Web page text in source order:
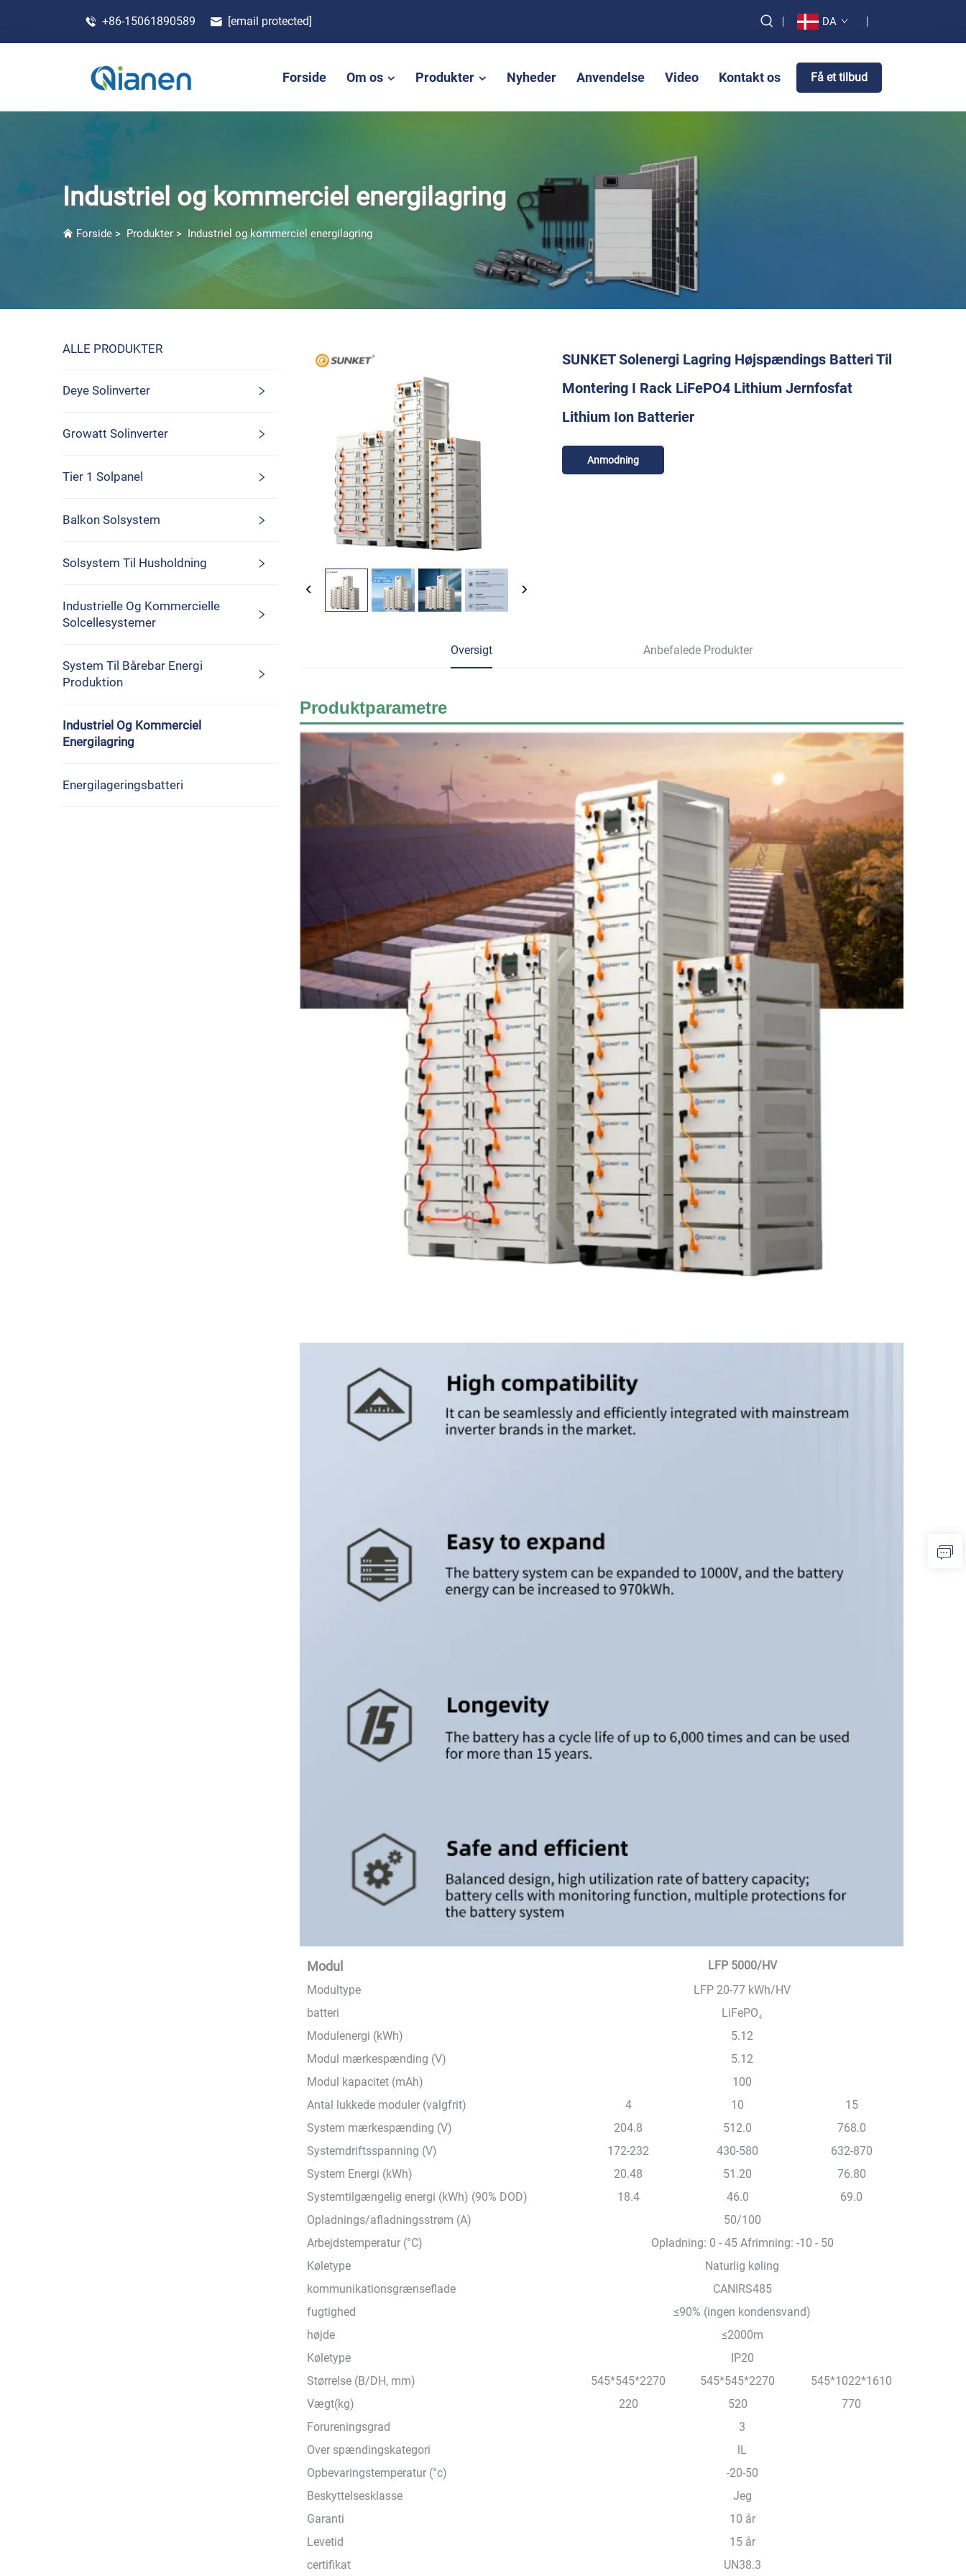
+86-15061890589 [email protected] DA
Forside Om os Produkter Nyheder Anvendelse Video Kontakt os Få et tilbud
Industriel og kommerciel energilagring
Forside > Produkter > Industriel og kommerciel energilagring
ALLE PRODUKTER
Deye Solinverter
Growatt Solinverter
Tier 1 Solpanel
Balkon Solsystem
Solsystem Til Husholdning
Industrielle Og Kommercielle
Solcellesystemer
System Til Bårebar Energi
Produktion
Industriel Og Kommerciel
Energilagring
Energilageringsbatteri
SUNKET Solenergi Lagring Højspændings Batteri Til
Montering I Rack LiFePO4 Lithium Jernfosfat
Lithium Ion Batterier
Anmodning
Oversigt Anbefalede Produkter
Produktparametre
Modul
LFP 5000/HV
Modultype
LFP 20-77 kWh/HV
batteri
LiFePO₄
Modulenergi (kWh)
5.12
Modul mærkespænding (V)
5.12
Modul kapacitet (mAh)
100
Antal lukkede moduler (valgfrit)
4 10
15
System mærkespænding (V)
204.8 512.0
768.0
Systemdriftsspanning (V)
172-232 430-580
632-870
System Energi (kWh)
20.48 51.20
76.80
Systemtilgængelig energi (kWh) (90% DOD)
18.4 46.0
69.0
Opladnings/afladningsstrøm (A)
50/100
Arbejdstemperatur (°C)
Opladning: 0 - 45 Afrimning: -10 - 50
Køletype
Naturlig køling
kommunikationsgrænseflade
CANIRS485
fugtighed
≤90% (ingen kondensvand)
højde
≤2000m
Køletype
IP20
Størrelse (B/DH, mm)
545*545*2270 545*545*2270
545*1022*1610
Vægt(kg)
220 520
770
Forureningsgrad
3
Over spændingskategori
lL
Opbevaringstemperatur (°c)
-20-50
Beskyttelsesklasse
Jeg
Garanti
10 år
Levetid
15 år
certifikat
UN38.3